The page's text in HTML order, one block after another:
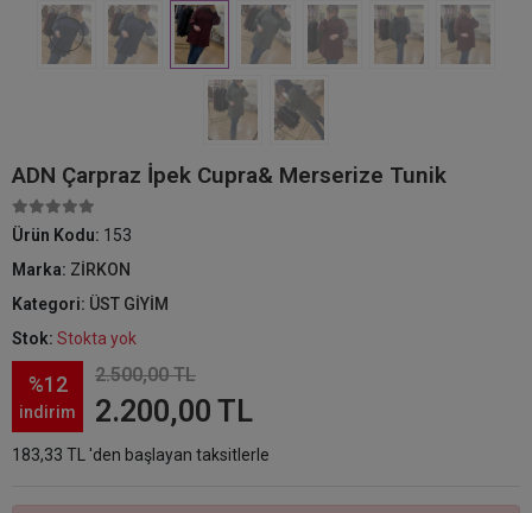
ADN Çarpraz İpek Cupra& Merserize Tunik
Ürün Kodu: 153
Marka: ZİRKON
Kategori: ÜST GİYİM
Stok: Stokta yok
%12
indirim
2.500,00 TL
2.200,00 TL
183,33 TL 'den başlayan taksitlerle